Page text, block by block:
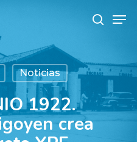
search
Noticias
1922.
crea